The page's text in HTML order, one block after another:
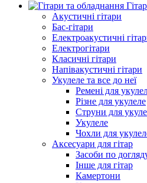
Акустичні гітари
Бас-гітари
Електроакустичні
Електрогітари
Класичні гітари
Напівакустичні гітари
Укулеле та все до неї
Ремені для
Різне для укулеле
Струни для
Укулеле
Чохли для
Аксесуари для гітар
Засоби по
Інше для гітар
Камертони